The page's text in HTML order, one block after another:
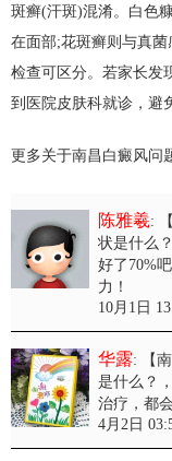
斑癣(汗斑)混淆。白色
在面部;花斑癣则与真
检查可区分。若家长发
到医院皮肤科就诊，避
更多关于南昌白癜风问
陈雅羲:
状是什么？
好了70%
力！
10月1日
华露: 【
是什么？
治疗，都
4月2日